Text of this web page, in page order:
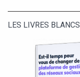
LES LIVRES BLANCS